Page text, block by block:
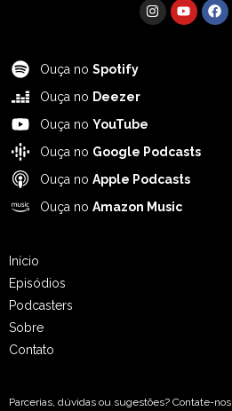
Ouça no Spotify
Ouça no Deezer
Ouça no YouTube
Ouça no Google Podcasts
Ouça no Apple Podcasts
Ouça no Amazon Music
Início
Episódios
Podcasters
Sobre
Contato
Parcerias, dúvidas ou sugestões? Contate-nos.